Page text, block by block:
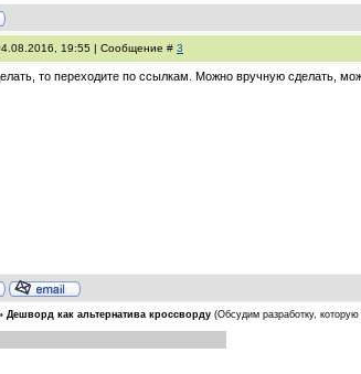
19:55 | Сообщение # 3
то переходите по ссылкам. Можно вручную сделать,
Дешворд как альтернатива кроссворду (Обсудим разработку,